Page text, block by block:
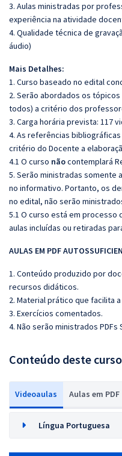
3. Aulas ministradas por
experiência na atividade
4. Qualidade técnica de
áudio)
Mais Detalhes:
1. Curso baseado no edital
2. Serão abordados os
todos) a critério dos
3. Carga horária prevista: 117
4. As referências
critério do Docente a
4.1 O curso nãocontemplará
5. Serão ministradas somente
no informativo. Portanto, os
no edital, não serão
5.1 O curso está em
aulas incluídas ou retiradas
AULAS EM PDF
1. Conteúdo produzido por
recursos didáticos.
2. Material prático que facilita
3. Exercícios comentados.
4. Não serão ministrados PDFs
Conteúdo deste curso
Videoaulas Aulas em PDF
Língua Portuguesa